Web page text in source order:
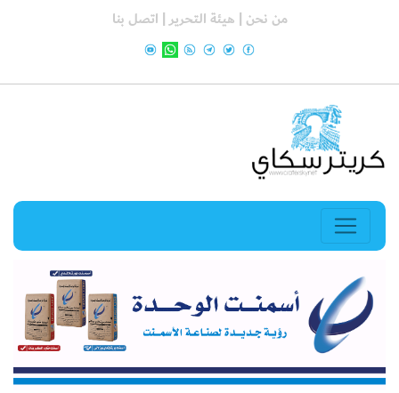
من نحن | هيئة التحرير | اتصل بنا